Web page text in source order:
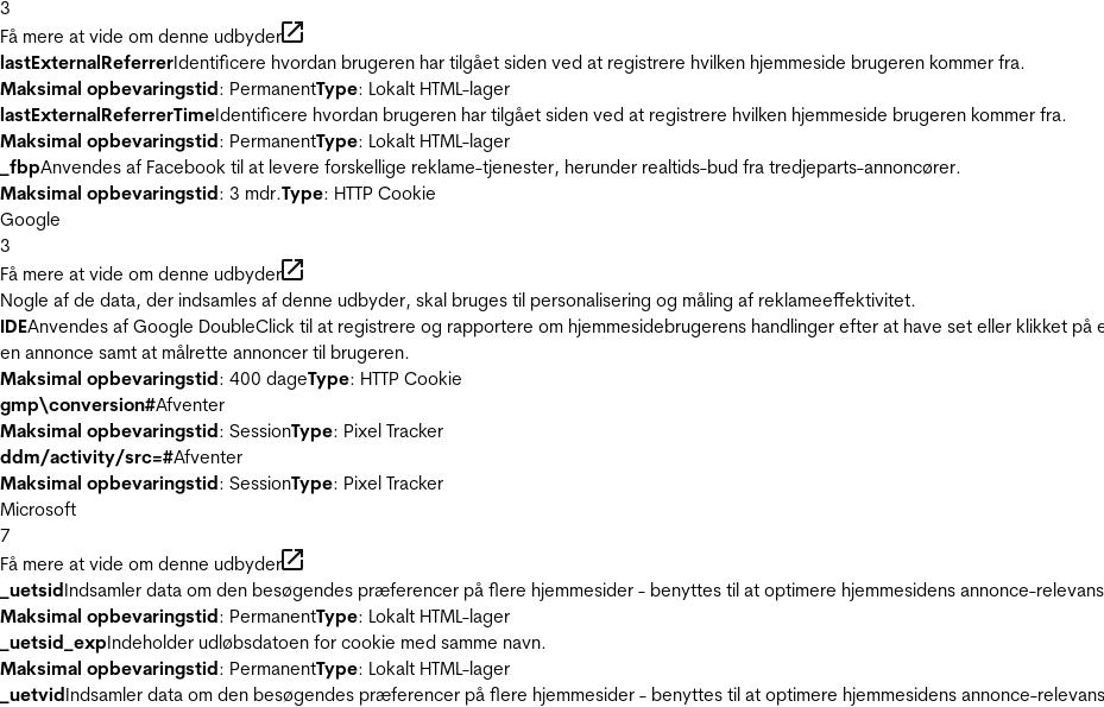
3
Få mere at vide om denne udbyder
lastExternalReferrerIdentificere hvordan brugeren har tilgået siden ved at registrere hvilken hjemmeside brugeren kommer fra.
Maksimal opbevaringstid: PermanentType: Lokalt HTML-lager
lastExternalReferrerTimeIdentificere hvordan brugeren har tilgået siden ved at registrere hvilken hjemmeside brugeren kommer fra.
Maksimal opbevaringstid: PermanentType: Lokalt HTML-lager
_fbpAnvendes af Facebook til at levere forskellige reklame-tjenester, herunder realtids-bud fra tredjeparts-annoncører.
Maksimal opbevaringstid: 3 mdr.Type: HTTP Cookie
Google
3
Få mere at vide om denne udbyder
Nogle af de data, der indsamles af denne udbyder, skal bruges til personalisering og måling af reklameeffektivitet.
IDEAnvendes af Google DoubleClick til at registrere og rapportere om hjemmesidebrugerens handlinger efter at have set eller klikket
en annonce samt at målrette annoncer til brugeren.
Maksimal opbevaringstid: 400 dageType: HTTP Cookie
gmp\conversion#Afventer
Maksimal opbevaringstid: SessionType: Pixel Tracker
ddm/activity/src=#Afventer
Maksimal opbevaringstid: SessionType: Pixel Tracker
Microsoft
7
Få mere at vide om denne udbyder
_uetsidIndsamler data om den besøgendes præferencer på flere hjemmesider - benyttes til at optimere hjemmesidens annonce-
Maksimal opbevaringstid: PermanentType: Lokalt HTML-lager
_uetsid_expIndeholder udløbsdatoen for cookie med samme navn.
Maksimal opbevaringstid: PermanentType: Lokalt HTML-lager
_uetvidIndsamler data om den besøgendes præferencer på flere hjemmesider - benyttes til at optimere hjemmesidens annonce-